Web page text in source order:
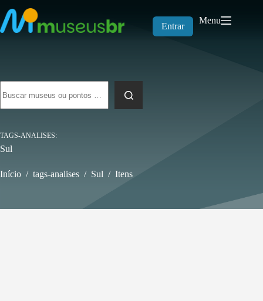
para
o
conteúdo
Entrar
Menu
resultados
TAGS-ANALISES
Sul
Início / tags-analises / Sul / Itens